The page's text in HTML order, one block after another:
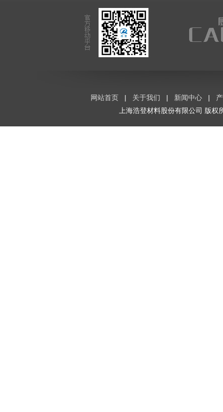
网站首页 | 关于我们 | 新闻中心 |
上海浩登材料股份有限公司 版权